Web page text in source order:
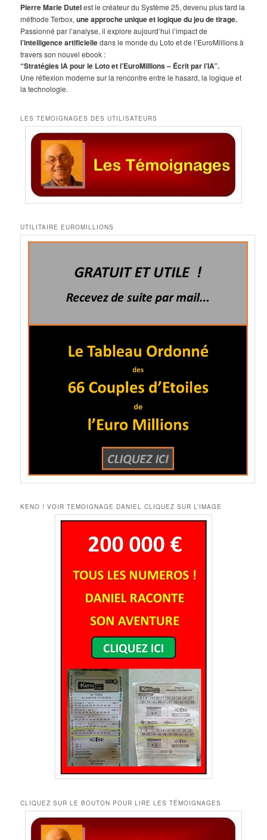
h
e
r
c
h
e
Pierre Marie Dutelest le créateur du Système 25, devenu plus tard la
méthode Terbox,une approche unique et logique du jeu de tirage.
Passionné par l’analyse, il explore aujourd’hui l’impact de
l’intelligence artificielledans le monde du Loto et de l’EuroMillions à
travers son nouvel ebook :
“Stratégies IA pour le Loto et l’EuroMillions – Écrit par l’IA”.
Une réflexion moderne sur la rencontre entre le hasard, la logique et
la technologie.
LES TEMOIGNAGES DES UTILISATEURS
UTILITAIRE EUROMILLIONS
KENO ! VOIR TEMOIGNAGE DANIEL CLIQUEZ SUR L’IMAGE
CLIQUEZ SUR LE BOUTON POUR LIRE LES TÉMOIGNAGES